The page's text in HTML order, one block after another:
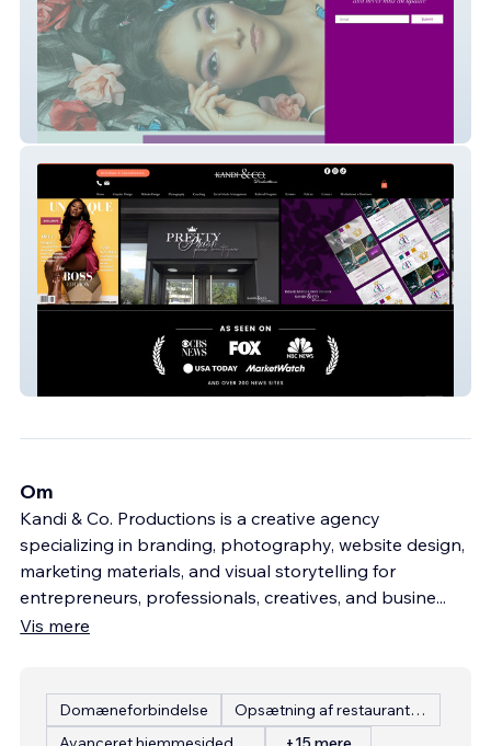
21purereignofficial
kandiandcoproduction
Om
Kandi & Co. Productions is a creative agency
specializing in branding, photography, website design,
marketing materials, and visual storytelling for
entrepreneurs, professionals, creatives, and busine...
Vis mere
Domæneforbindelse
Opsætning af restaurantmenu